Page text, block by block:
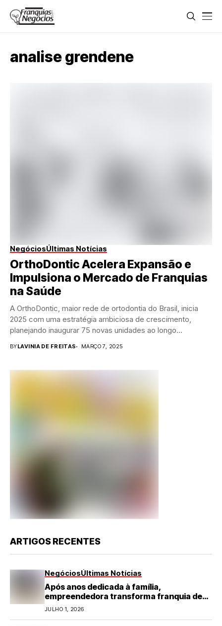
analise grendene
NegóciosÚltimas Notícias
OrthoDontic Acelera Expansão e
Impulsiona o Mercado de Franquias
na Saúde
A OrthoDontic, maior rede de ortodontia do Brasil, inicia
2025 com uma estratégia ambiciosa de crescimento,
planejando inaugurar 75 novas unidades ao longo...
BYLAVINIA DE FREITAS MARÇO 7, 2025
ARTIGOS RECENTES
NegóciosÚltimas Notícias
Após anos dedicada à família,
empreendedora transforma franquia de
turismo em negócio de destaque no RN
JULHO 1, 2026